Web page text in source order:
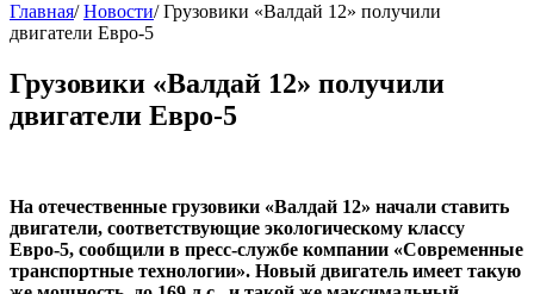
Главная/ Новости/ Грузовики «Валдай 12» получили
двигатели Евро-5
Грузовики «Валдай 12» получили
двигатели Евро-5
На отечественные грузовики «Валдай 12» начали ставить
двигатели, соответствующие экологическому классу
Евро-5, сообщили в пресс-службе компании «Современные
транспортные технологии». Новый двигатель имеет такую